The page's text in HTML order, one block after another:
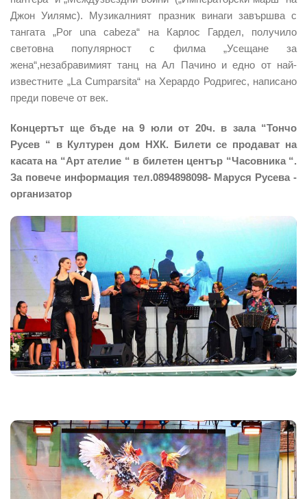
Джон Уилямс). Музикалният празник винаги завършва с
тангата „Por una cabeza“ на Карлос Гардел, получило
световна популярност с филма „Усещане за
жена“,незабравимият танц на Ал Пачино и едно от най-
известните „La Cumparsita“ на Херардо Родригес, написано
преди повече от век.
Концертът ще бъде на 9 юли от 20ч. в зала “Тончо
Русев “ в Културен дом НХК. Билети се продават на
касата на “Арт ателие “ в билетен център “Часовника “.
За повече информация тел.0894898098- Маруся Русева -
организатор